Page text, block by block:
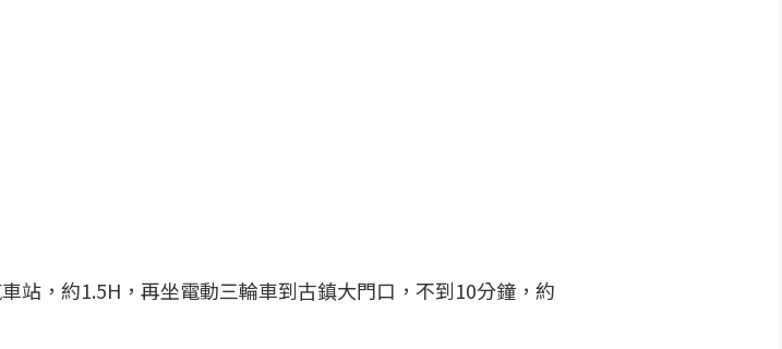
站，約1.5H，再坐電動三輪車到古鎮大門口，不到10分鐘，約